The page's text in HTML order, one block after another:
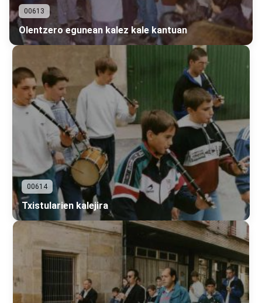
00613
Olentzero egunean kalez kale kantuan
00614
Txistularien kalejira